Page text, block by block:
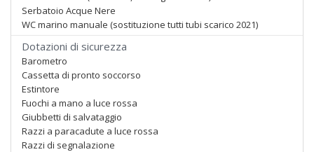
Serbatoio Acque Nere
WC marino manuale (sostituzione tutti tubi scarico 2021)
Dotazioni di sicurezza
Barometro
Cassetta di pronto soccorso
Estintore
Fuochi a mano a luce rossa
Giubbetti di salvataggio
Razzi a paracadute a luce rossa
Razzi di segnalazione